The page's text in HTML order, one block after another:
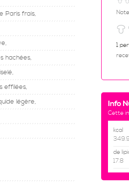
Paris frais,
hachées,
effilées,
légère,
1
Info
Cette
kcal
de
17.8